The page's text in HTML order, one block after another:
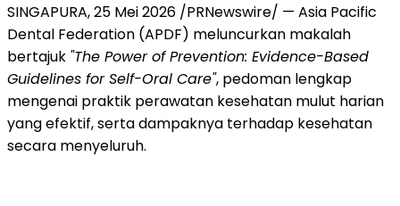
SINGAPURA,25 Mei 2026 /PRNewswire/ — Asia Pacific
Dental Federation (APDF) meluncurkan makalah
bertajuk "The Power of Prevention: Evidence-Based
Guidelines for Self-Oral Care", pedoman lengkap
mengenai praktik perawatan kesehatan mulut harian
yang efektif, serta dampaknya terhadap kesehatan
secara menyeluruh.